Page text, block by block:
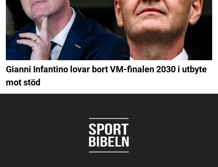
Gianni Infantino lovar bort VM-finalen 2030 i utbyte
mot stöd